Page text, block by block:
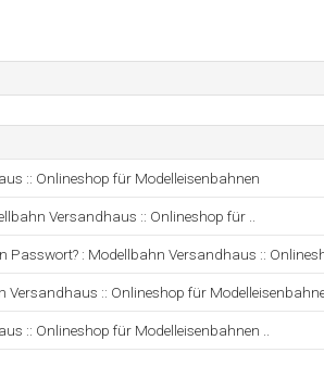
:: Onlineshop für Modelleisenbahnen
Versandhaus :: Onlineshop für ..
: Modellbahn Versandhaus ::
Versandhaus :: Onlineshop für
:: Onlineshop für Modelleisenbahnen ..